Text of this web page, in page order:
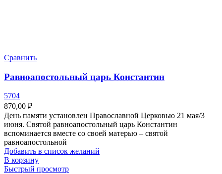
Сравнить
Равноапостольный царь Константин
5704
870,00 ₽
День памяти установлен Православной Церковью 21 мая/3
июня. Святой равноапостольный царь Константин
вспоминается вместе со своей матерью – святой
равноапостольной
Добавить в список желаний
В корзину
Быстрый просмотр